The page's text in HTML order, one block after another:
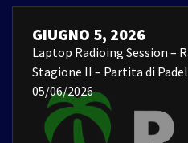
GIUGNO 5, 2026
Laptop Radioing Session –
Stagione II – Partita di
05/06/2026